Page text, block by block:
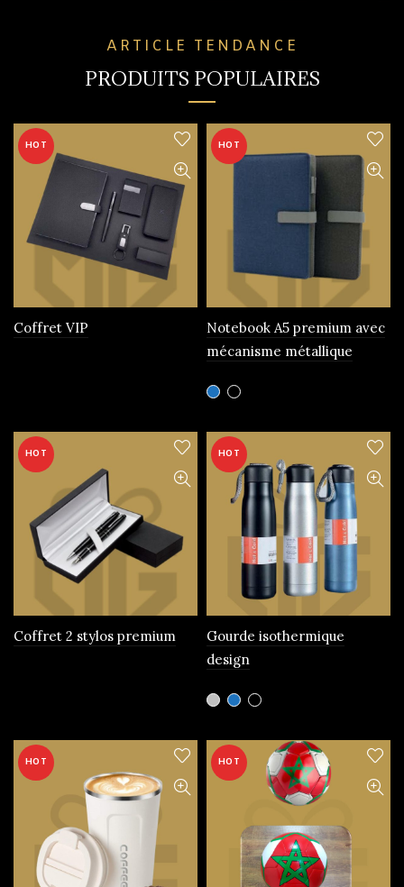
ARTICLE TENDANCE
PRODUITS POPULAIRES
HOT
Coffret VIP
HOT
Notebook A5 premium avec
mécanisme métallique
Ce
produit
plusieurs
variations.
options
choisies
page
du
produit
HOT
Coffret 2 stylos premium
HOT
Gourde isothermique
design
Ce
produit
plusieurs
variations.
peuvent
choisies
HOT HOT